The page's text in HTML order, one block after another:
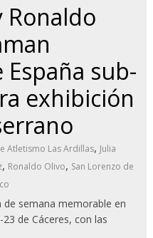
Ronaldo
sub-
exhibición
Atletismo Las Ardillas, Julia
, Ronaldo Olivo, San Lorenzo de
semana memorable en
de Cáceres, con las